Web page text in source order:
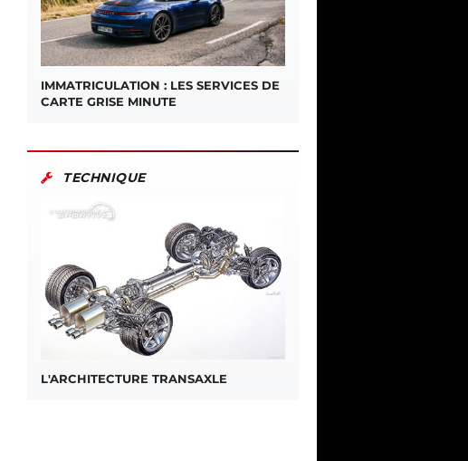
IMMATRICULATION : LES SERVICES DE
CARTE GRISE MINUTE
TECHNIQUE
L'ARCHITECTURE TRANSAXLE